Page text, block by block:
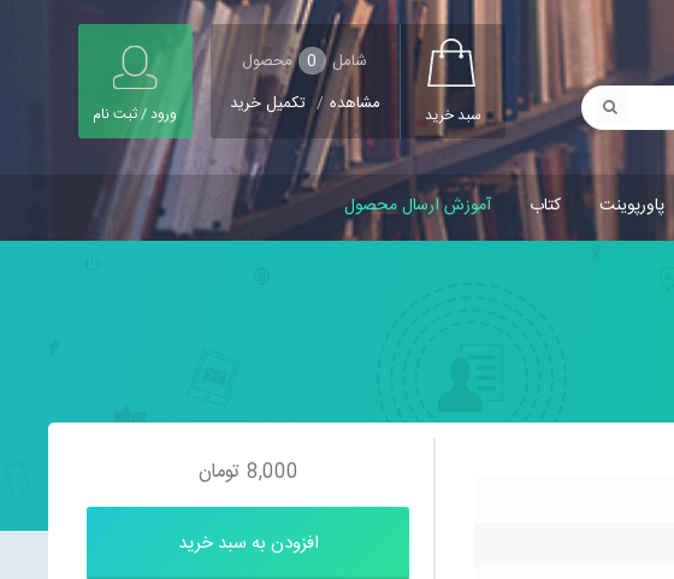
سبد خرید
شامل 0 محصول
مشاهده / تکمیل خرید ورود / ثبت نام
پاورپوینت کتاب آموزش ارسال محصول
8,000 تومان
افزودن به سبد خرید